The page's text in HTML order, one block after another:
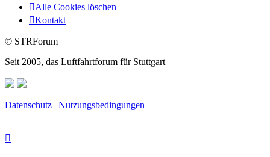
Alle Cookies löschen
Kontakt
© STRForum
Seit 2005, das Luftfahrtforum für Stuttgart
Datenschutz | Nutzungsbedingungen